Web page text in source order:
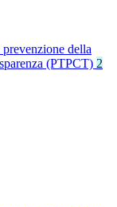
della
(PTPCT) 2